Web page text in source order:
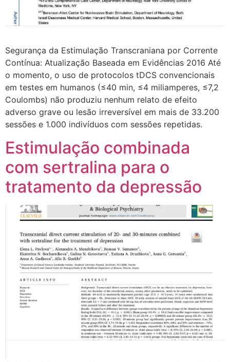
Segurança da Estimulação Transcraniana por Corrente
Contínua: Atualização Baseada em Evidências 2016 Até
o momento, o uso de protocolos tDCS convencionais
em testes em humanos (≤40 min, ≤4 miliamperes, ≤7,2
Coulombs) não produziu nenhum relato de efeito
adverso grave ou lesão irreversível em mais de 33.200
sessões e 1.000 indivíduos com sessões repetidas.
Estimulação combinada
com sertralina para o
tratamento da depressão